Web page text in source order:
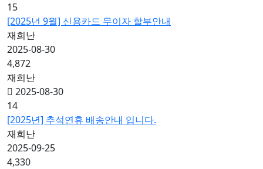
15
[2025년 9월] 신용카드 무이자 할부안내
재희난
2025-08-30
4,872
재희난
2025-08-30
14
[2025년] 추석연휴 배송안내 입니다.
재희난
2025-09-25
4,330